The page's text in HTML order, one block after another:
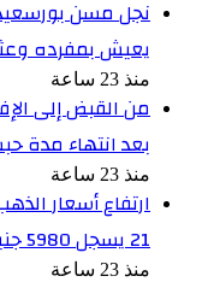
نجل مسن
يعيش بمفرده
منذ 23 ساعة
من القبض إلى
بعد انتهاء مدة
منذ 23 ساعة
21 يسجل 5980 جنيهًا
منذ 23 ساعة